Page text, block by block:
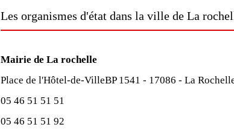
Les organismes d'état dans la ville de La
Mairie de La rochelle
Place de l'Hôtel-de-VilleBP 1541 - 17086 - La
05 46 51 51 51
05 46 51 51 92